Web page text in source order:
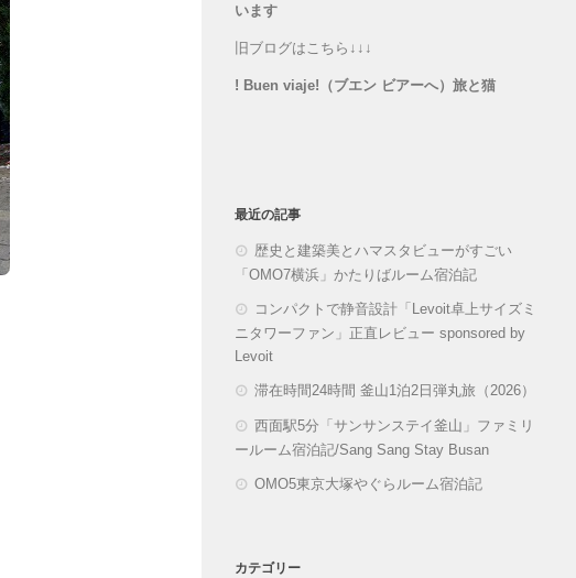
います
旧ブログはこちら↓↓↓
! Buen viaje!（ブエン ビアーへ）旅と猫
最近の記事
歴史と建築美とハマスタビューがすごい
「OMO7横浜」かたりばルーム宿泊記
コンパクトで静音設計「Levoit卓上サイズミ
ニタワーファン」正直レビュー sponsored by
Levoit
滞在時間24時間 釜山1泊2日弾丸旅（2026）
西面駅5分「サンサンステイ釜山」ファミリ
ールーム宿泊記/Sang Sang Stay Busan
OMO5東京大塚やぐらルーム宿泊記
カテゴリー